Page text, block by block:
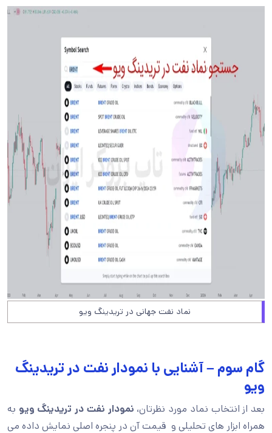
نماد نفت جهانی در تریدینگ ویو
گام سوم – آشنایی با نمودار نفت در تریدینگ
ویو
بعد از انتخاب نماد مورد نظرتان، نمودار نفت در تریدینگ ویو به
همراه ابزار های تحلیلی و قیمت آن در پنجره اصلی نمایش داده می